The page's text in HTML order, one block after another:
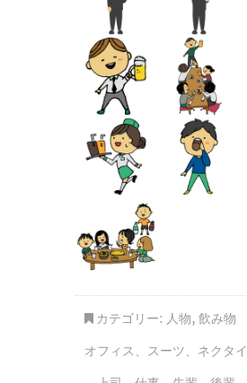
カテゴリー: 人物, 飲み物
オフィス 、 スーツ、 ネクタイ